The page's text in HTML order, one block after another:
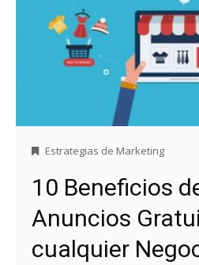
Estrategias de Marketing
10 Beneficios
Anuncios
cualquier